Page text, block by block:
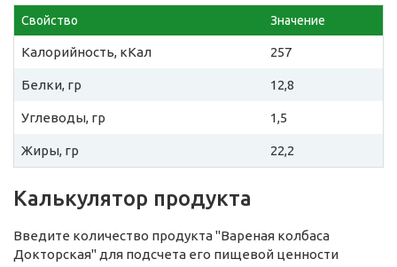
Свойство Значение
Калорийность, кКал 257
Белки, гр 12,8
Углеводы, гр 1,5
Жиры, гр 22,2
Калькулятор продукта
Введите количество продукта "Вареная колбаса
Докторская" для подсчета его пищевой ценности